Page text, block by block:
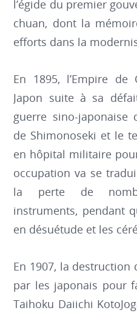
l’égide du premier
chuan, dont la
efforts dans la
En 1895, l’Empire
Japon suite à sa
guerre sino-
de Shimonoseki et le
en hôpital militaire
occupation va se
la perte de
instruments, pendant
en désuétude et les
En 1907, la
par les japonais pour
Taihoku Daiichi